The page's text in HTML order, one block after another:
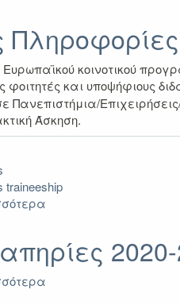
Υποδοχής
Πληροφορίες
Ευρωπαϊκού κοινοτικού
φοιτητές και υποψήφιους
Πανεπιστήμια/
Άσκηση.
traineeship
2020-